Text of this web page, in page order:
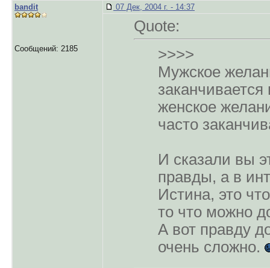
bandit
Сообщений: 2185
07 Дек, 2004 г. - 14:37
Quote:
>>>>
Мужское
женское
часто
И сказали вы
правды, а в
Истина, это
то что можно
А вот правду
очень сложно.